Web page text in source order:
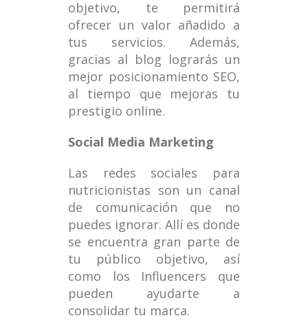
objetivo, te permitirá
ofrecer un valor añadido a
tus servicios. Además,
gracias al blog lograrás un
mejor posicionamiento SEO,
al tiempo que mejoras tu
prestigio online.
Social Media Marketing
Las redes sociales para
nutricionistas son un canal
de comunicación que no
puedes ignorar. Allí es donde
se encuentra gran parte de
tu público objetivo, así
como los Influencers que
pueden ayudarte a
consolidar tu marca.